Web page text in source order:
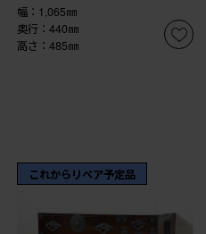
幅：1,065㎜
奥行：440㎜
高さ：485㎜
これからリペア予定品